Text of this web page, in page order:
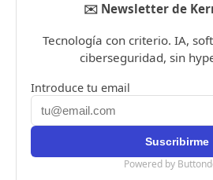
✉️ Newsletter de
Tecnología con criterio. IA,
ciberseguridad, sin
Introduce tu email
Powered by